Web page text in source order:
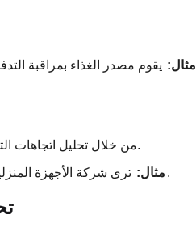
مثال: يقوم مصدر الغذاء بمراقبة
من خلال تحليل اتجاهات التجارة وسلوك المشتري ، يمكن للشركات تحديد فرص المنتج الجديدة وتكييف عروضها وفقًا لذلك.
مثال: ترى شركة الأجهزة المنزلية ارتفاعًا في الطلب على المنتجات الموفرة للطاقة وتطلق خط إنتاج جديد لتلبية هذه الحاجة.